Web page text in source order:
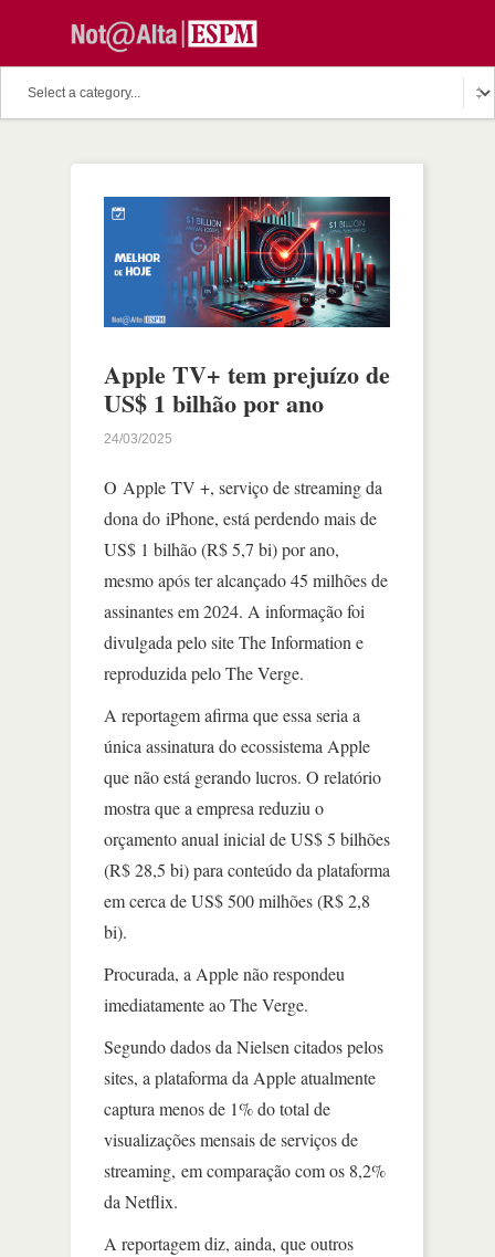
Apple TV+ tem prejuízo de
US$ 1 bilhão por ano
24/03/2025
O Apple TV +, serviço de streaming da
dona do iPhone, está perdendo mais de
US$ 1 bilhão (R$ 5,7 bi) por ano,
mesmo após ter alcançado 45 milhões de
assinantes em 2024. A informação foi
divulgada pelo site The Information e
reproduzida pelo The Verge.
A reportagem afirma que essa seria a
única assinatura do ecossistema Apple
que não está gerando lucros. O relatório
mostra que a empresa reduziu o
orçamento anual inicial de US$ 5 bilhões
(R$ 28,5 bi) para conteúdo da plataforma
em cerca de US$ 500 milhões (R$ 2,8
bi).
Procurada, a Apple não respondeu
imediatamente ao The Verge.
Segundo dados da Nielsen citados pelos
sites, a plataforma da Apple atualmente
captura menos de 1% do total de
visualizações mensais de serviços de
streaming, em comparação com os 8,2%
da Netflix.
A reportagem diz, ainda, que outros